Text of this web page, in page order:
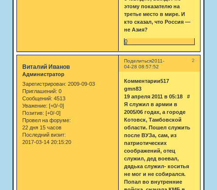
этому показателю на
третье место в мире. И
кто сказал, что Россия —
не Азия?
0
Поделиться 2
2011-
04-28 08:57:52
Виталий Иванов
Администратор
Зарегистрирован: 2009-09-03
Приглашений: 0
Сообщений: 4513
Уважение: [+0/-0]
Позитив: [+0/-0]
Провел на форуме:
22 дня 15 часов
Последний визит:
2017-03-14 20:15:20
Комментарии517
gmn83
19 апреля 2011 в 05:18 #
Я служил в армии в
2005/06 годах, а городе
Котовск, Тамбовской
области. Пошел служить
после ВУЗа, сам, из
патриотических
соображений, отец
служил, дед воевал,
дядька служил- коситья
не мог и не собирался.
Попал во внутренние